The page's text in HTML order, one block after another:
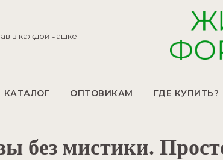
в каждой чашке
КАТАЛОГ ОПТОВИКАМ ГДЕ КУПИТЬ?
без мистики.